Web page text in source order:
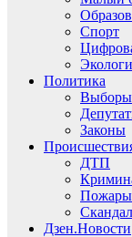
Спорт
Политика
Выборы
Законы
ДТП
Пожары
Скандал
Дзен.Новости